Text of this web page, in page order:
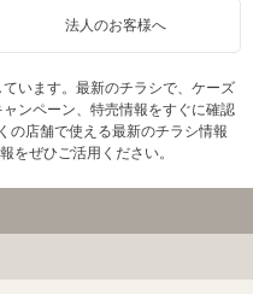
法人のお客様へ
います。最新のチラシで、ケーズ
ンペーン、特売情報をすぐに確認
の店舗で使える最新のチラシ情報
をぜひご活用ください。